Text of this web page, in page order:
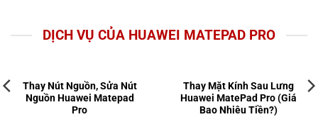
DỊCH VỤ CỦA HUAWEI MATEPAD PRO
Thay Nút Nguồn, Sửa Nút
Nguồn Huawei Matepad
Pro
Thay Mặt Kính Sau Lưng
Huawei MatePad Pro (Giá
Bao Nhiêu Tiền?)